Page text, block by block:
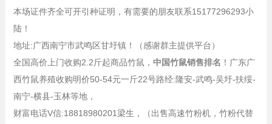
本场证件齐全可开引种证明，有需要的朋友联系15177296293小
陆！
地址:广西南宁市武鸣区甘圩镇！（感谢群主提供平台）
全国高价上门收购2.2斤起商品竹鼠， 中国竹鼠销售排名 ！广东广
西竹鼠养殖收购明价50-54元一斤22号路经:隆安-武鸣-吴圩-扶绥-
南宁-横县-玉林等地，
财富电话V信:18818980201梁生，（出售高速竹粉机，竹粉代替